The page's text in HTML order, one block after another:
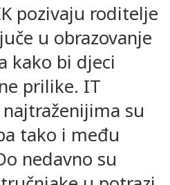
pozivaju roditelje
u obrazovanje
kako bi djeci
prilike. IT
su
tako i među
nedavno su